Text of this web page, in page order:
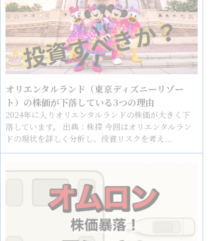
オリエンタルランド（東京ディズニーリゾー
ト）の株価が下落している3つの理由
2024年に入りオリエンタルランドの株価が大きく下
落しています。 出典：株探 今回はオリエンタルラン
ドの現状を詳しく分析し、投資リスクを考え...